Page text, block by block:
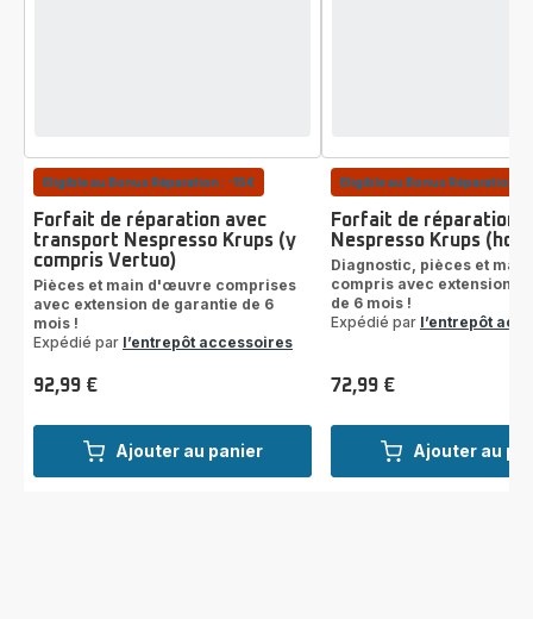
Ajouter au panier
Eligible au Bonus Réparation : -15€
Forfait de réparation avec
transport Nespresso Krups (y
compris Vertuo)
Pièces et main d'œuvre comprises
avec extension de garantie de 6
mois !
Expédié par l’entrepôt accessoires
Prix
92,99 €
Ajouter au
Eligible au Bonus Réparation : -
Forfait de réparation
Nespresso Krups
Diagnostic, pièces et
compris avec extension
de 6 mois !
Expédié par l’entrepôt
Prix
72,99 €